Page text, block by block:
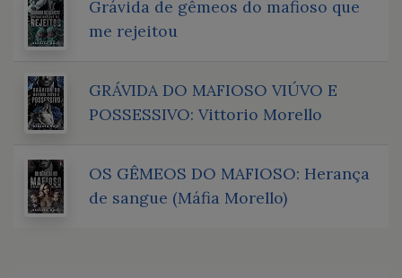
Grávida de gêmeos do mafioso que
me rejeitou
GRÁVIDA DO MAFIOSO VIÚVO E
POSSESSIVO: Vittorio Morello
OS GÊMEOS DO MAFIOSO: Herança
de sangue (Máfia Morello)